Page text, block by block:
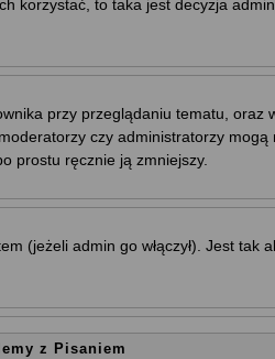
korzystać, to taka jest decyzja
przy przeglądaniu tematu,
czy administratorzy
prostu ręcznie ją zmniejszy.
(jeżeli admin go włączył). Jest tak
z Pisaniem